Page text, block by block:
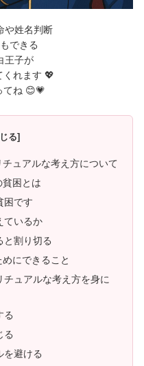
や姓名判断
できる
王子が
くれます 💖
てね 😊💗
ュアルな考え方について
困とは
困です
いるか
割り切る
にできること
ュアルな考え方を身に
る
る
避ける